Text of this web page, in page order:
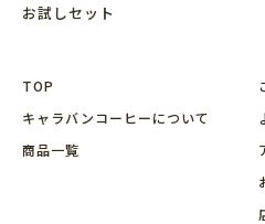
お試しセット
TOP
キャラバンコーヒーについて
商品⼀覧